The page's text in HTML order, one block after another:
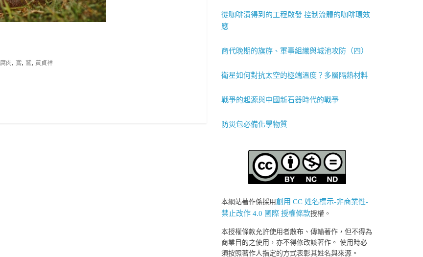
腐肉, 鳶, 鷲, 黃貞祥
從咖啡漬得到的工程啟發 控制流體的咖啡環效
應
商代晚期的旗斿、軍事組織與城池攻防（四）
衛星如何對抗太空的極端溫度？多層隔熱材料
戰爭的起源與中國新石器時代的戰爭
防災包必備化學物質
本網站著作係採用創用 CC 姓名標示-非商業性-
禁止改作 4.0 國際 授權條款授權。
本授權條款允許使用者散布、傳輸著作，但不得為
商業目的之使用，亦不得修改該著作。 使用時必
須按照著作人指定的方式表彰其姓名與來源。